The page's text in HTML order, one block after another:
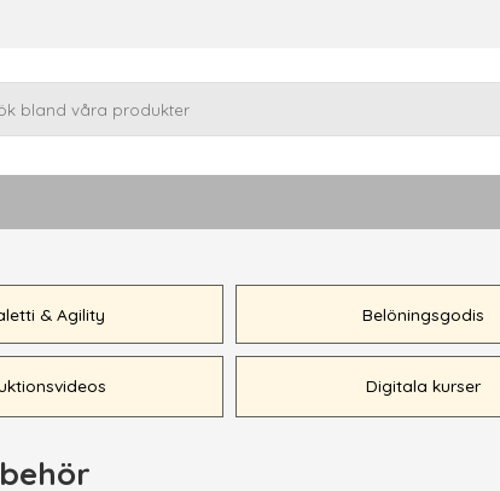
& Agility Belöningsgodis
Digitala kurser